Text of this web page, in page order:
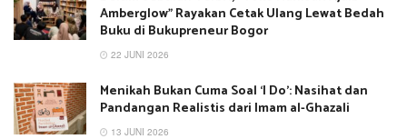
Amberglow” Rayakan Cetak Ulang Lewat Bedah
Buku di Bukupreneur Bogor
22 JUNI 2026
Menikah Bukan Cuma Soal ‘I Do’: Nasihat dan
Pandangan Realistis dari Imam al-Ghazali
13 JUNI 2026